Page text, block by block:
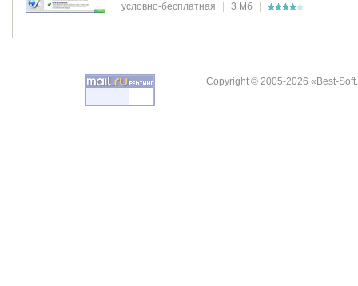
условно-бесплатная
| 3 Мб |
Copyright © 2005-2026 «Best-